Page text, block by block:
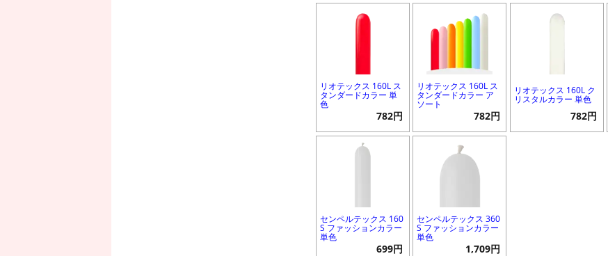
リオテックス 160L ス
タンダードカラー 単
色
782円
リオテックス 160L ス
タンダードカラー ア
ソート
782円
リオテックス 160L ク
リスタルカラー 単色
782円
センペルテックス 160
S ファッションカラー
単色
699円
センペルテックス 360
S ファッションカラー
単色
1,709円